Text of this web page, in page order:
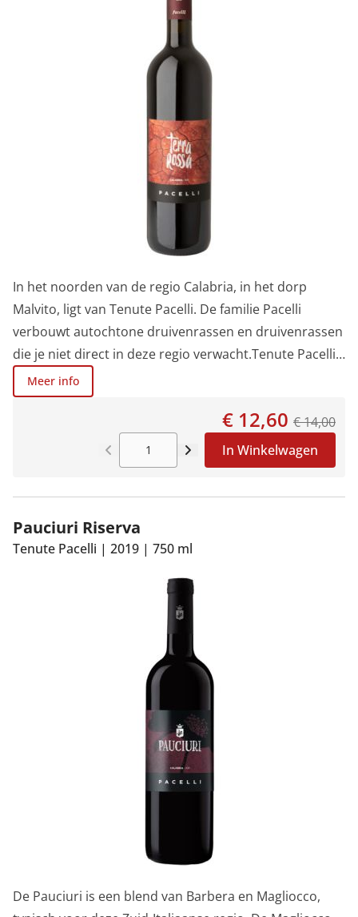
In het noorden van de regio Calabria, in het dorp
Malvito, ligt van Tenute Pacelli. De familie Pacelli
verbouwt autochtone druivenrassen en druivenrassen
die je niet direct in deze regio verwacht.Tenute Pacelli
is een domein dat bijna volledig door vrouwen wordt
gerund. Het assortiment is niet groot maar focust
volledig op kwaliteit, de wijnen zijn biologisch en ze
experimenteren graag.Deze Terra Rossa is gemaakt
van 100% Magliocco Dolce, een autochtoon druivenras
robijnrood en de Terra Rossa heeft een intens aroma
dat doet denken aan Pinot Nero, met toetsen van
jenerverbes en rijpe rode vruchten, peper en kaneel.
Na walsen komt er zelfs iets van leer doorheen. De
smaak is sappig, soepel, smakelijk en droog met een
Meer info
€ 12,60 € 14,00
In Winkelwagen
Pauciuri Riserva
Tenute Pacelli | 2019 | 750 ml
De Pauciuri is een blend van Barbera en Magliocco,